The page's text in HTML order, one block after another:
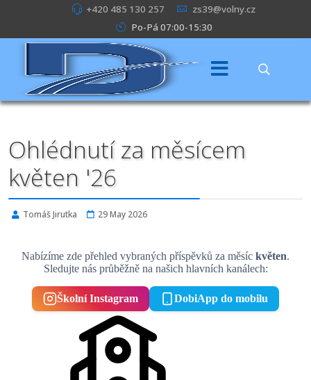
+420 485 130 257
zs39@volny.cz
Po-Pá 07:00-15:30
Ohlédnutí za měsícem
květen '26
Tomáš Jirutka 29 May 2026